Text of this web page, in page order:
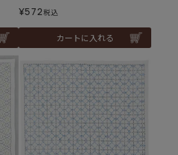
¥572税込
カートに入れる